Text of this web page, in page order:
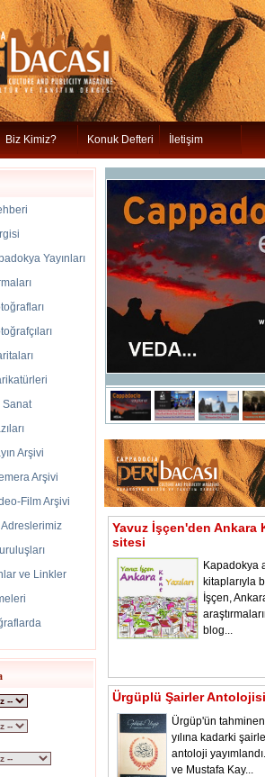
Biz Kimiz? Konuk Defteri İletişim
Yayınları
Sanat
Arşivi
Arşivi
Film Arşivi
ve Linkler
Yavuz İşçen'den Ankara
sitesi
Kapadokya
kitaplarıyla
İşçen,
blog...
Ürgüplü Şairler Antolojisi
Ürgüp'ün
yılına kadarki
antoloji
ve Mustafa Kay...